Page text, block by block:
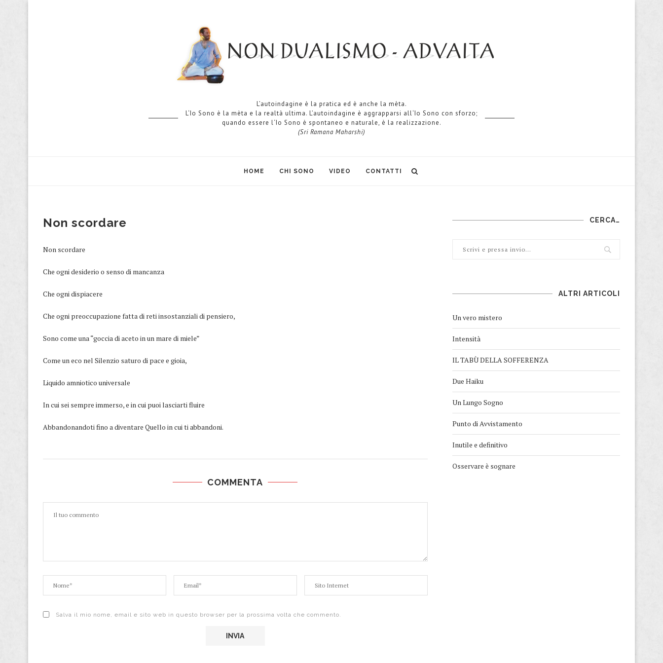
L’autoindagine è la pratica ed è anche la mèta.
L‘Io Sono è la mèta e la realtà ultima. L’autoindagine è aggrapparsi all‘Io Sono con sforzo;
quando essere l‘Io Sono è spontaneo e naturale, è la realizzazione.
(Sri Ramana Maharshi)
HOME CHI SONO VIDEO CONTATTI
Non scordare
​Non scordare
Che ogni desiderio o senso di mancanza
Che ogni dispiacere
Che ogni preoccupazione fatta di reti insostanziali di pensiero,
Sono come una “goccia di aceto in un mare di miele”
Come un eco nel Silenzio saturo di pace e gioia,
Liquido amniotico universale
In cui sei sempre immerso, e in cui puoi lasciarti fluire
Abbandonandoti fino a diventare Quello in cui ti abbandoni.
COMMENTA
Salva il mio nome, email e sito web in questo browser per la prossima volta che commento.
CERCA…
ALTRI ARTICOLI
Un vero mistero
Intensità
IL TABÙ DELLA SOFFERENZA
Due Haiku
Un Lungo Sogno
Punto di Avvistamento
Inutile e definitivo
Osservare è sognare